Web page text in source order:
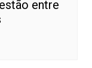
entre